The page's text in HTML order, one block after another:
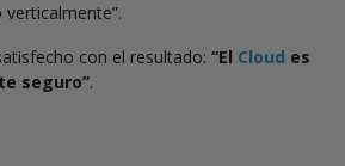
con el resultado: “El Cloud es
seguro”.